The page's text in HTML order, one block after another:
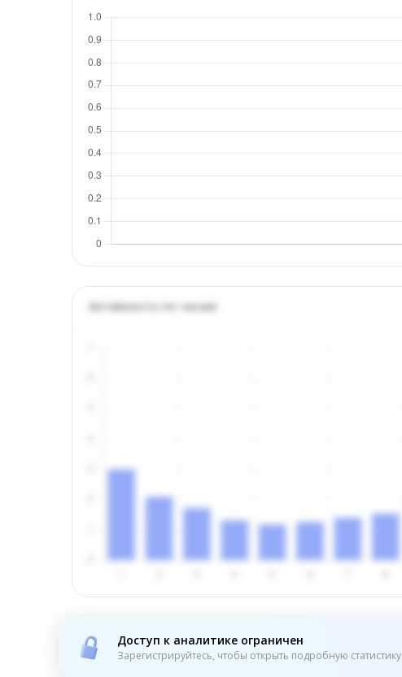
Активность по часам
Доступ к аналитике ограничен
Зарегистрируйтесь, чтобы открыть подробную статистику